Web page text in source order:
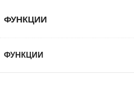
ФУНКЦИИ
ФУНКЦИИ